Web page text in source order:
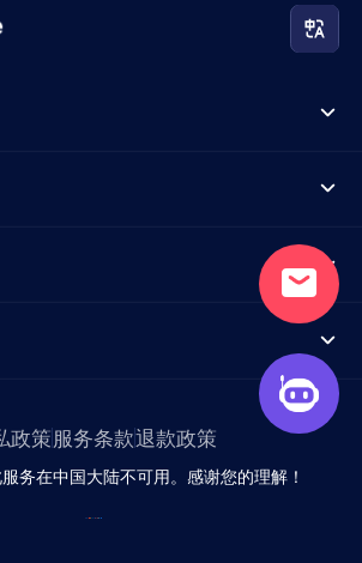
政策服务条款退款政策
务在中国大陆不可用。感谢您的理解！